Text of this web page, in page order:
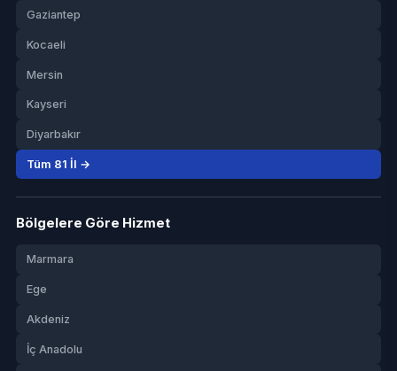
Gaziantep
Kocaeli
Mersin
Kayseri
Diyarbakır
Tüm 81 İl →
Bölgelere Göre Hizmet
Marmara
Ege
Akdeniz
İç Anadolu